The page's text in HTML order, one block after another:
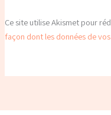
Ce site utilise Akismet pour
façon dont les données de